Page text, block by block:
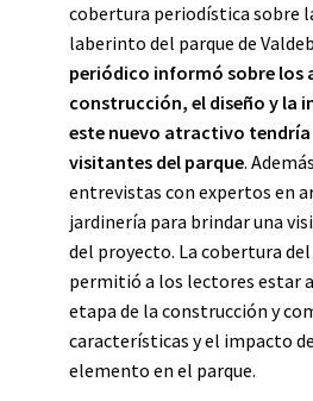
cobertura periodística sobre
laberinto del parque de
periódico informó sobre los
construcción, el diseño y la
este nuevo atractivo tendría
visitantes del parque.
entrevistas con expertos en
jardinería para brindar una
del proyecto. La cobertura
permitió a los lectores estar
etapa de la construcción y
características y el impacto
elemento en el parque.